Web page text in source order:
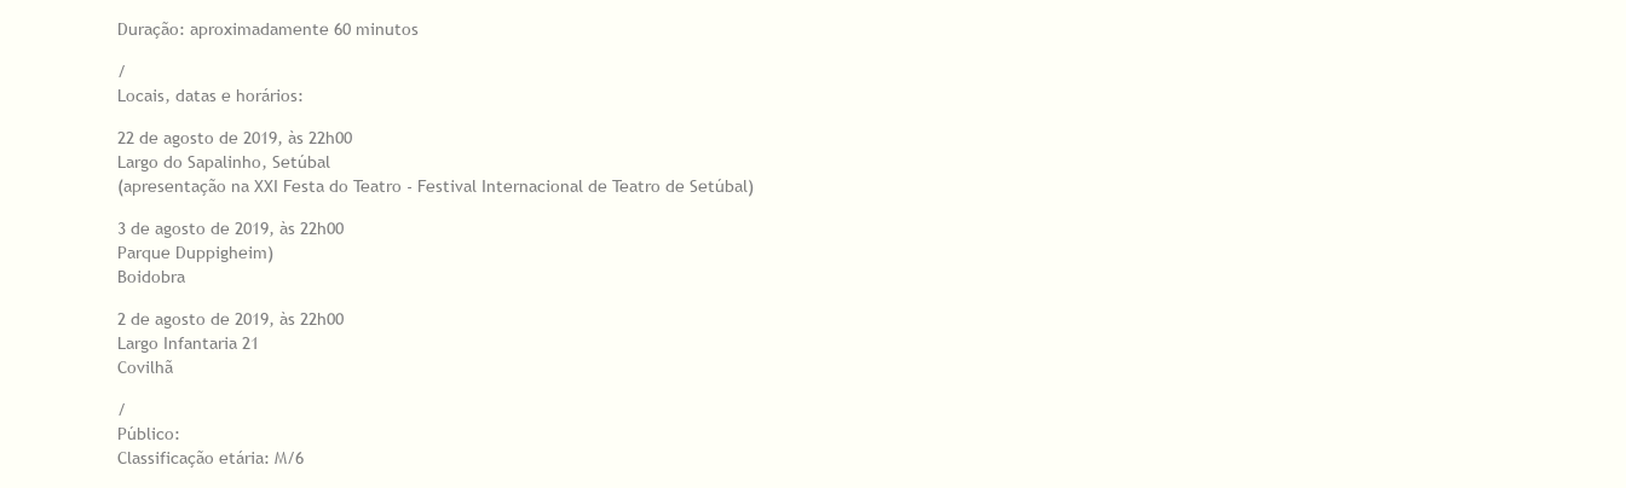
Duração: aproximadamente 60 minutos
/
Locais, datas e horários:
22 de agosto de 2019, às 22h00
Largo do Sapalinho, Setúbal
(apresentação na XXI Festa do Teatro - Festival Internacional de Teatro de Setúbal)
3 de agosto de 2019, às 22h00
Parque Duppigheim)
Boidobra
​2 de agosto de 2019, às 22h00
Largo Infantaria 21
Covilhã
/
Público:
Classificação etária: M/6